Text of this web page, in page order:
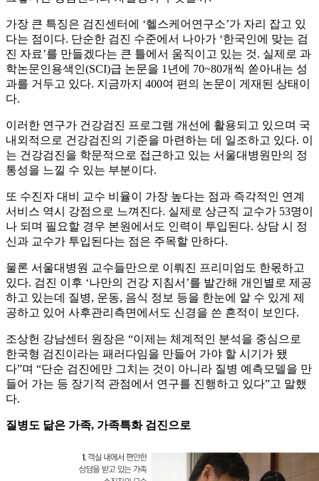
가장 큰 특징은 검진센터에 ‘헬스케어연구소’가 자리 잡고 있
다는 점이다. 단순한 검진 수준에서 나아가 ‘한국인에 맞는 검
진 자료’를 만들겠다는 큰 틀에서 움직이고 있는 것. 실제로 과
학논문인용색인(SCI)급 논문을 1년에 70~80개씩 쏟아내는 성
과를 거두고 있다. 지금까지 400여 편의 논문이 게재된 상태이
다.
이러한 연구가 건강검진 프로그램 개선에 활용되고 있으며 국
내외적으로 건강검진의 기준을 마련하는 데 일조하고 있다. 이
는 건강검진을 학문적으로 접근하고 있는 서울대병원만의 정
통성을 느낄 수 있는 부분이다.
또 수진자 대비 교수 비율이 가장 높다는 점과 즉각적인 연계
서비스 역시 강점으로 느껴진다. 실제로 상근직 교수가 53명이
나 되며 필요할 경우 본원에서도 인력이 투입된다. 상담 시 정
신과 교수가 투입된다는 점은 주목할 만하다.
물론 서울대병원 교수들만으로 이뤄진 프리미엄도 한몫하고
있다. 검진 이후 ‘나만의 건강 지침서’를 발간해 개인별로 제공
하고 있는데 질병, 운동, 음식 정보 등을 한눈에 알 수 있게 제
공하고 있어 사후관리측면에서도 신경을 쓴 흔적이 보인다.
조상헌 강남센터 원장은 “이제는 체계적인 분석을 중심으로
한국형 검진이라는 패러다임을 만들어 가야 할 시기가 됐
다”며 “단순 검진에만 그치는 것이 아니라 질병 예측모델을 만
들어 가는 등 장기적 관점에서 연구를 진행하고 있다”고 말했
다.
질병도 닮은 가족, 가족특화 검진으로